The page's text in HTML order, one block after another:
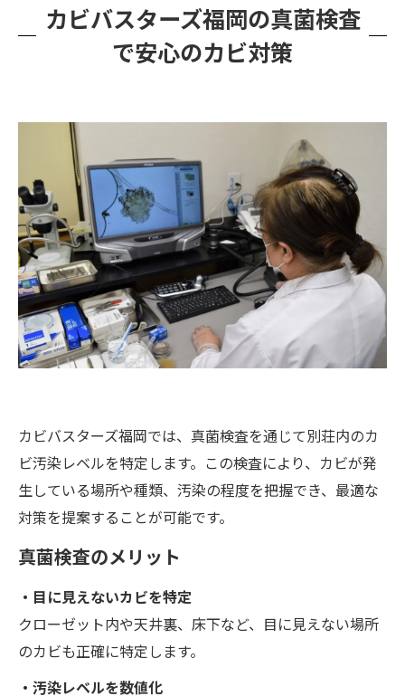
カビバスターズ福岡の真菌検査
で安心のカビ対策
カビバスターズ福岡では、真菌検査を通じて別荘内のカ
ビ汚染レベルを特定します。この検査により、カビが発
生している場所や種類、汚染の程度を把握でき、最適な
対策を提案することが可能です。
真菌検査のメリット
・目に見えないカビを特定
クローゼット内や天井裏、床下など、目に見えない場所
のカビも正確に特定します。
・汚染レベルを数値化